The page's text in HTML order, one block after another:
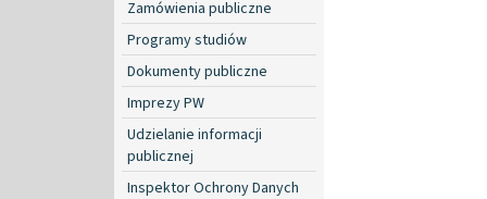
Zamówienia publiczne
Programy studiów
Dokumenty publiczne
Imprezy PW
Udzielanie informacji
publicznej
Inspektor Ochrony Danych